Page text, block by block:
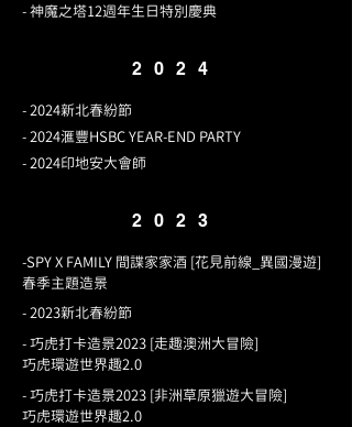
- 神魔之塔12週年生日特別慶典
2024
- 2024新北春紛節
- 2024滙豐HSBC YEAR-END PARTY
- 2024印地安大會師
2023
-SPY X FAMILY 間諜家家酒 [花見前線_異國漫遊]
春季主題造景
- 2023新北春紛節
- 巧虎打卡造景2023 [走趣澳洲大冒險]
巧虎環遊世界趣2.0
- 巧虎打卡造景2023 [非洲草原獵遊大冒險]
巧虎環遊世界趣2.0